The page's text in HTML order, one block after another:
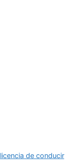
de conducir